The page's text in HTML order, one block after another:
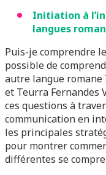
Initiation à
langues
Puis-je comprendre
possible de
autre langue romane
et Teurra Fernandes
ces questions à
communication en
les principales
pour montrer
différentes se